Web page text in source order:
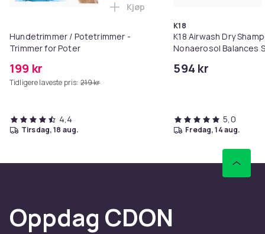
Hundetrimmer / Potetrimmer -
Trimmer for Poter
199 kr
Tidligere laveste pris: 219 kr
Legg Hundetrimmer /
Kjøp
4,4
tirsdag, 18 aug.
K18
K18 Airwash Dry
Nonaerosol Balances
594 kr
5,0
fredag, 14 aug.
Oppdag CDON